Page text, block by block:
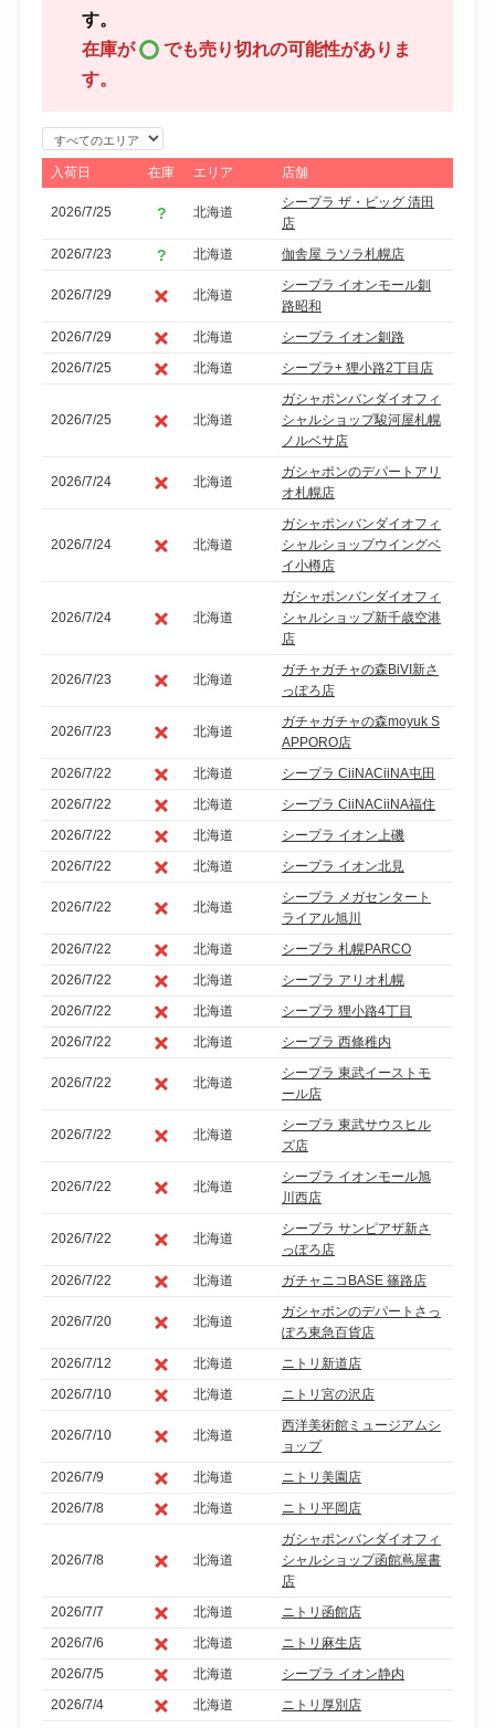
す。
在庫が
でも売り切れの可能性がありま
す。
エ
リ
ア
で
絞
込
み
入荷日 在庫 エリア 店舗
2026/7/25 北海道
シープラ ザ・ビッグ 清田
店
2026/7/23
北海道 伽舎屋 ラソラ札幌店
2026/7/29 北海道
シープラ イオンモール釧
路昭和
2026/7/29
北海道
シープラ イオン釧路
2026/7/25
北海道 シープラ+ 狸小路2丁目店
2026/7/25 北海道
ガシャポンバンダイオフィ
シャルショップ駿河屋札幌
ノルベサ店
2026/7/24 北海道
ガシャポンのデパートアリ
オ札幌店
2026/7/24 北海道
ガシャポンバンダイオフィ
シャルショップウイングベ
イ小樽店
2026/7/24 北海道
ガシャポンバンダイオフィ
シャルショップ新千歳空港
店
2026/7/23 北海道
ガチャガチャの森BiVI新さ
っぽろ店
2026/7/23 北海道
ガチャガチャの森moyuk S
APPORO店
2026/7/22
北海道
シープラ CiiNACiiNA屯田
2026/7/22
北海道
シープラ CiiNACiiNA福住
2026/7/22
北海道
シープラ イオン上磯
2026/7/22
北海道 シープラ イオン北見
2026/7/22 北海道
シープラ メガセンタート
ライアル旭川
2026/7/22
北海道
シープラ 札幌PARCO
2026/7/22
北海道
シープラ アリオ札幌
2026/7/22
北海道
シープラ 狸小路4丁目
2026/7/22
北海道 シープラ 西條稚内
2026/7/22 北海道
シープラ 東武イーストモ
ール店
2026/7/22 北海道
シープラ 東武サウスヒル
ズ店
2026/7/22 北海道
シープラ イオンモール旭
川西店
2026/7/22 北海道
シープラ サンピアザ新さ
っぽろ店
2026/7/22
北海道 ガチャニコBASE 篠路店
2026/7/20 北海道
ガシャポンのデパートさっ
ぽろ東急百貨店
2026/7/12
北海道
ニトリ新道店
2026/7/10
北海道 ニトリ宮の沢店
2026/7/10 北海道
西洋美術館ミュージアムシ
ョップ
2026/7/9
北海道
ニトリ美園店
2026/7/8
北海道 ニトリ平岡店
2026/7/8 北海道
ガシャポンバンダイオフィ
シャルショップ函館蔦屋書
店
2026/7/7
北海道
ニトリ函館店
2026/7/6
北海道
ニトリ麻生店
2026/7/5
北海道
シープラ イオン静内
2026/7/4
北海道 ニトリ厚別店